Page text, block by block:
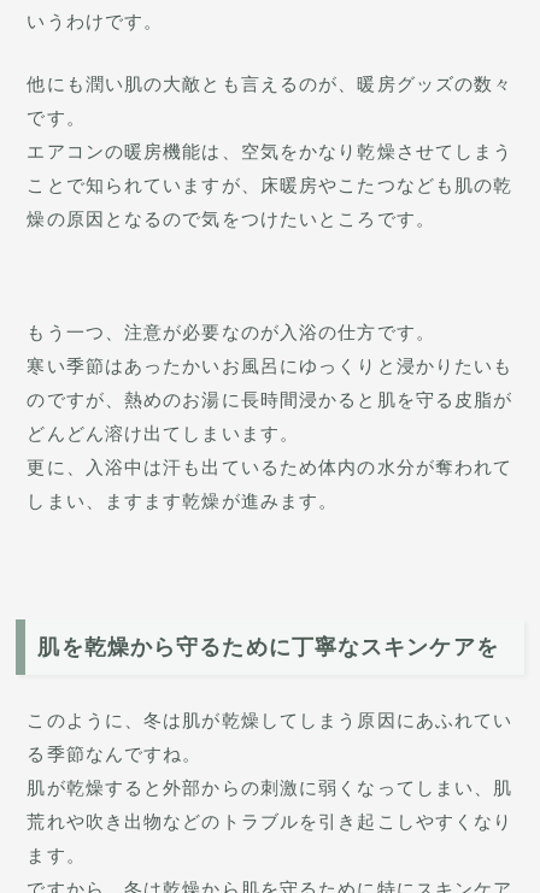
いうわけです。
他にも潤い肌の大敵とも言えるのが、暖房グッズの数々
です。
エアコンの暖房機能は、空気をかなり乾燥させてしまう
ことで知られていますが、床暖房やこたつなども肌の乾
燥の原因となるので気をつけたいところです。
もう一つ、注意が必要なのが入浴の仕方です。
寒い季節はあったかいお風呂にゆっくりと浸かりたいも
のですが、熱めのお湯に長時間浸かると肌を守る皮脂が
どんどん溶け出てしまいます。
更に、入浴中は汗も出ているため体内の水分が奪われて
しまい、ますます乾燥が進みます。
肌を乾燥から守るために丁寧なスキンケアを
このように、冬は肌が乾燥してしまう原因にあふれてい
る季節なんですね。
肌が乾燥すると外部からの刺激に弱くなってしまい、肌
荒れや吹き出物などのトラブルを引き起こしやすくなり
ます。